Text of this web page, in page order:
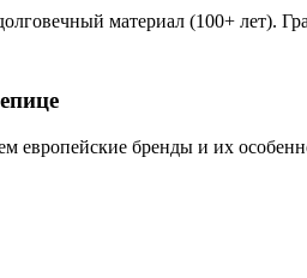
материал (100+ лет).
европейские бренды и их